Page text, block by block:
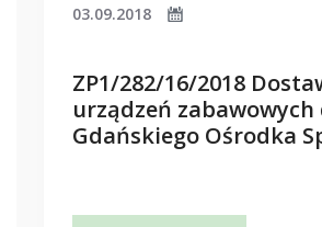
03.09.2018
ZP1/282/16/2018
urządzeń zabawowych
Gdańskiego Ośrodka